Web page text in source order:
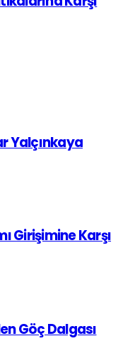
Yalçınkaya
Girişimine Karşı
Göç Dalgası